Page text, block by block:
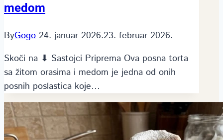
medom
ByGogo 24. januar 2026.23. februar 2026.
Skoči na ⬇ Sastojci Priprema Ova posna torta
sa žitom orasima i medom je jedna od onih
posnih poslastica koje…